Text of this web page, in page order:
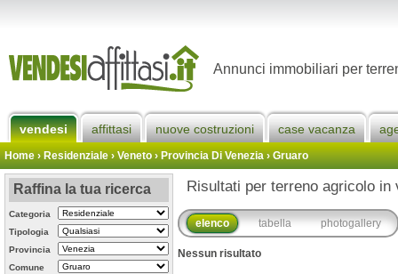
Annunci immobiliari per
vendesi affittasi nuove costruzioni case vacanza
Home› Residenziale › Veneto ›Provincia Di Venezia›Gruaro
Raffina la tua ricerca
Categoria
Tipologia
Provincia
Comune
Risultati per terreno agricolo in
elenco tabella photogallery
Nessun risultato